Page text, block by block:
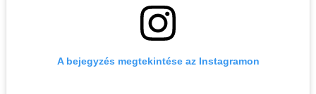
A bejegyzés megtekintése az Instagramon